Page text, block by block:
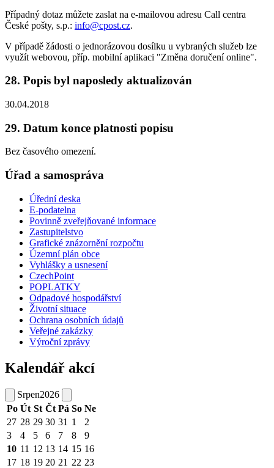
Případný dotaz můžete zaslat na e-mailovou adresu Call centra
České pošty, s.p.: info@cpost.cz.
V případě žádosti o jednorázovou dosílku u vybraných služeb lze
využít webovou, příp. mobilní aplikaci "Změna doručení online".
28. Popis byl naposledy aktualizován
30.04.2018
29. Datum konce platnosti popisu
Bez časového omezení.
Úřad a samospráva
Úřední deska
E-podatelna
Povinně zveřejňované informace
Zastupitelstvo
Grafické znázornění rozpočtu
Územní plán obce
Vyhlášky a usnesení
CzechPoint
POPLATKY
Odpadové hospodářství
Životní situace
Ochrana osobních údajů
Veřejné zakázky
Výroční zprávy
Kalendář akcí
Srpen2026
Po Út St Čt Pá So Ne
27 28 29 30 31 1
2
3
4 5 6 7 8
9
10 11 12 13 14 15 16
17 18 19 20 21 22 23